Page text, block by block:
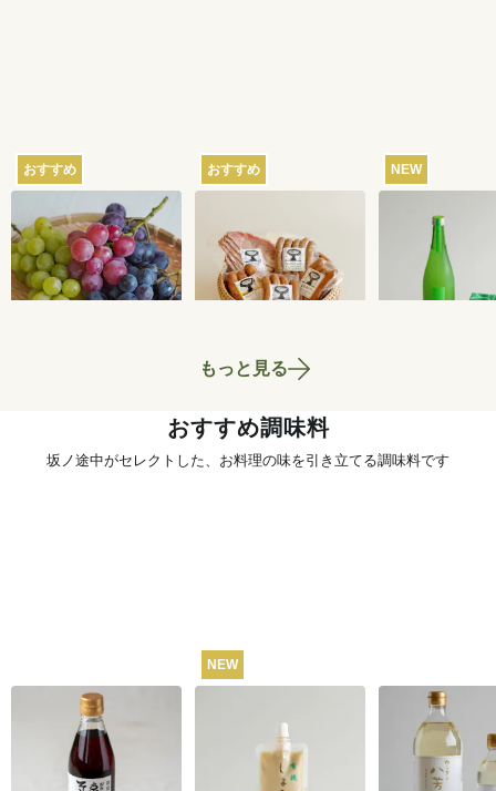
おすすめ
【産地直送】葡萄畑
ふくじろうのふぞろ
い濃厚ぶどう 1.6kg
送料込 6,750円
おすすめ
ム工房ゴーバルの夏
の5種セット
送料込 4,400
NEW
【産地直送】
本家のお酒と
いセット
もっと見る
おすすめ調味料
坂ノ途中がセレクトした、お料理の味を引き立てる調味料です
うね乃そうめんつゆ
（ストレートタイ
プ）365ml
NEW
カンタン八芳